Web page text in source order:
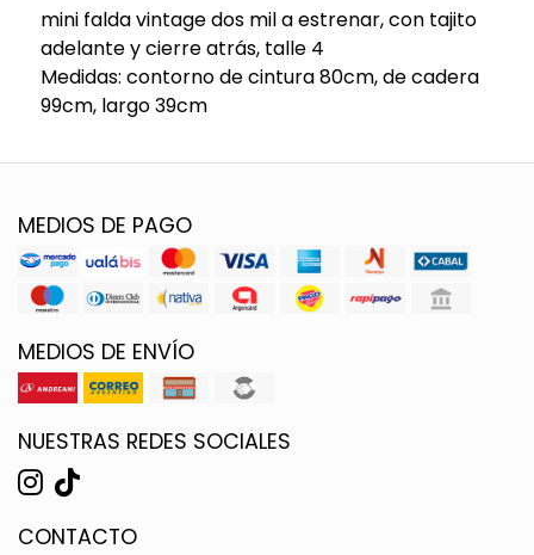
mini falda vintage dos mil a estrenar, con tajito
adelante y cierre atrás, talle 4
Medidas: contorno de cintura 80cm, de cadera
99cm, largo 39cm
MEDIOS DE PAGO
MEDIOS DE ENVÍO
NUESTRAS REDES SOCIALES
CONTACTO